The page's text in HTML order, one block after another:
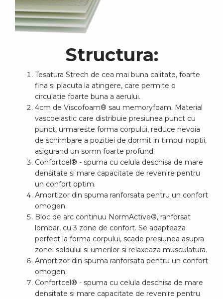
Structura:
Tesatura Strech de cea mai buna calitate, foarte
fina si placuta la atingere, care permite o
circulatie foarte buna a aerului.
4cm de Viscofoam® sau memoryfoam. Material
vascoelastic care distribuie presiunea punct cu
punct, urmareste forma corpului, reduce nevoia
de schimbare a pozitiei de dormit in timpul noptii,
asigurand un somn foarte profund.
Confortcel® - spuma cu celula deschisa de mare
densitate si mare capacitate de revenire pentru
un confort optim.
Amortizor din spuma ranforsata pentru un confort
omogen.
Bloc de arc continuu NormActive®, ranforsat
lombar, cu 3 zone de confort. Se adapteaza
perfect la forma corpului, scade presiunea asupra
zonei soldului si umerilor si relaxeaza musculatura.
Amortizor din spuma ranforsata pentru un confort
omogen.
Confortcel® - spuma cu celula deschisa de mare
densitate si mare capacitate de revenire pentru